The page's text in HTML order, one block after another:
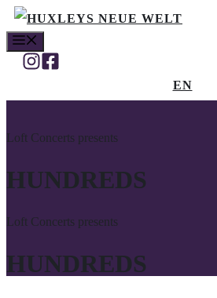
Zum
Inhalt
springen
EN
Loft Concerts presents
HUNDREDS
Loft Concerts presents
HUNDREDS